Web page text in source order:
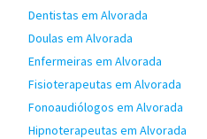
Dentistas em Alvorada
Doulas em Alvorada
Enfermeiras em Alvorada
Fisioterapeutas em Alvorada
Fonoaudiólogos em Alvorada
Hipnoterapeutas em Alvorada